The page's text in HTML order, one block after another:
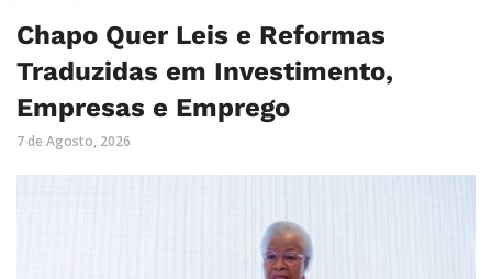
Chapo Quer Leis e Reformas
Traduzidas em Investimento,
Empresas e Emprego
7 de Agosto, 2026